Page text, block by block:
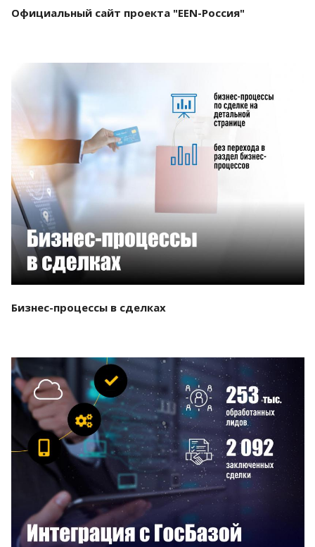
Официальный сайт проекта "EEN-Россия"
Бизнес-процессы в сделках
Смотреть проект